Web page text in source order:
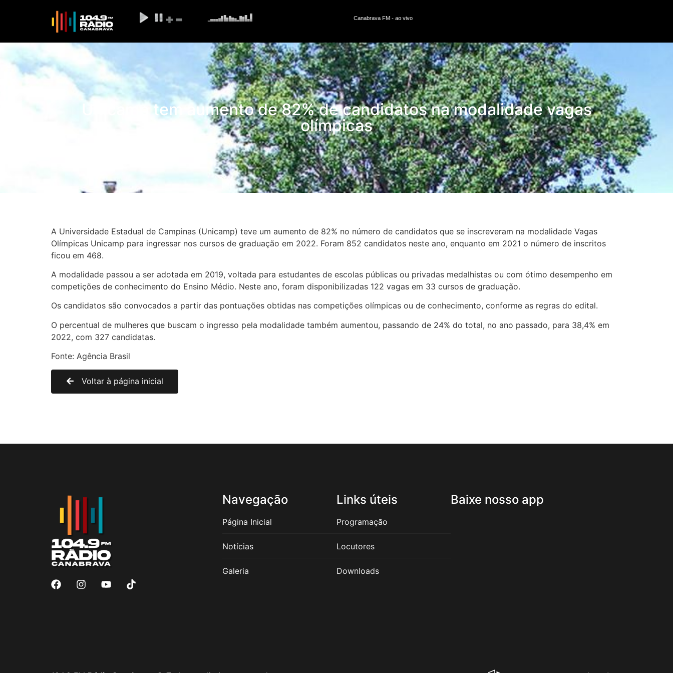
Unicamp tem aumento de 82% de candidatos na modalidade vagas
olímpicas
A Universidade Estadual de Campinas (Unicamp) teve um aumento de 82% no número de candidatos que se inscreveram na modalidade Vagas
Olímpicas Unicamp para ingressar nos cursos de graduação em 2022. Foram 852 candidatos neste ano, enquanto em 2021 o número de inscritos
ficou em 468.
A modalidade passou a ser adotada em 2019, voltada para estudantes de escolas públicas ou privadas medalhistas ou com ótimo desempenho em
competições de conhecimento do Ensino Médio. Neste ano, foram disponibilizadas 122 vagas em 33 cursos de graduação.
Os candidatos são convocados a partir das pontuações obtidas nas competições olímpicas ou de conhecimento, conforme as regras do edital.
O percentual de mulheres que buscam o ingresso pela modalidade também aumentou, passando de 24% do total, no ano passado, para 38,4% em
2022, com 327 candidatas.
Fonte: Agência Brasil
Voltar à página inicial
Navegação
Página Inicial
Notícias
Galeria
Links úteis
Programação
Locutores
Downloads
Baixe nosso app